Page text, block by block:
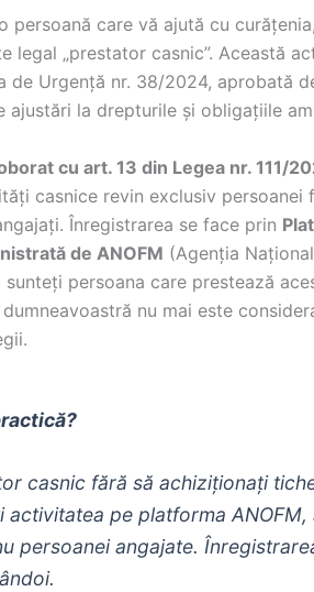
persoană care vă ajută cu
legal „prestator casnic”. Această
de Urgență nr. 38/2024, aprobată
ajustări la drepturile și obligațiile
cu art. 13 din Legea nr. 111/
casnice revin exclusiv
Înregistrarea se face prin
de ANOFM (Agenția
sunteți persoana care prestează
nu mai este
casnic fără să achiziționați
activitatea pe platforma ANOFM,
persoanei angajate.